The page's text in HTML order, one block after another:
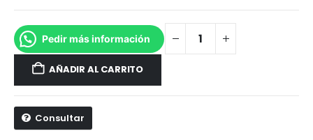
Pedir más información
AÑADIR AL CARRITO
Consultar